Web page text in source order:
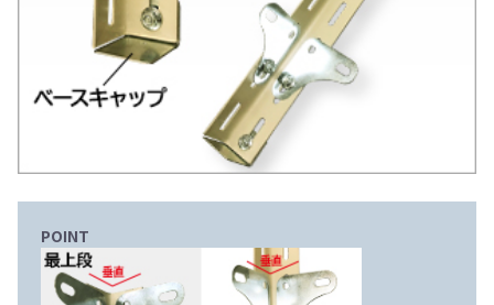
POINT